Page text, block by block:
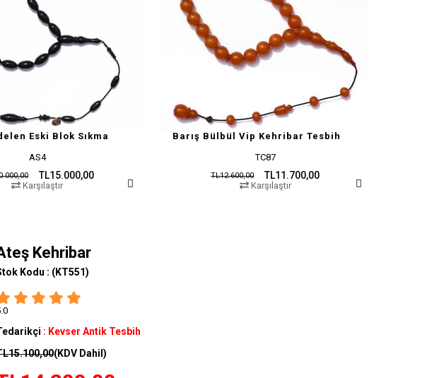
Eski Blok Sıkma
AS4
TL15.000,00
Karşılaştır
Barış Bülbül Vip Kehribar Tesbih
TC87
TL11.700,00
TL12.600,00
Karşılaştır
Kehribar
Kodu : (KT551)
: Kevser Antik Tesbih
(KDV Dahil)